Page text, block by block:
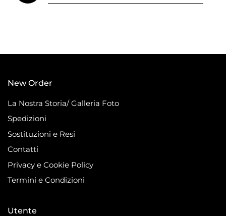
New Order
La Nostra Storia/ Galleria Foto
Spedizioni
Sostituzioni e Resi
Contatti
Privacy e Cookie Policy
Termini e Condizioni
Utente